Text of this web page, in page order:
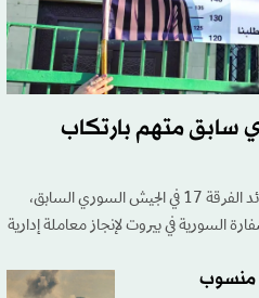
سابق متهم بارتكاب
ألقت السلطات اللبنانية القبض على قائد الفرقة 17 في الجيش السوري السابق،
السورية في بيروت لإنجاز معاملة إدارية
منسوب